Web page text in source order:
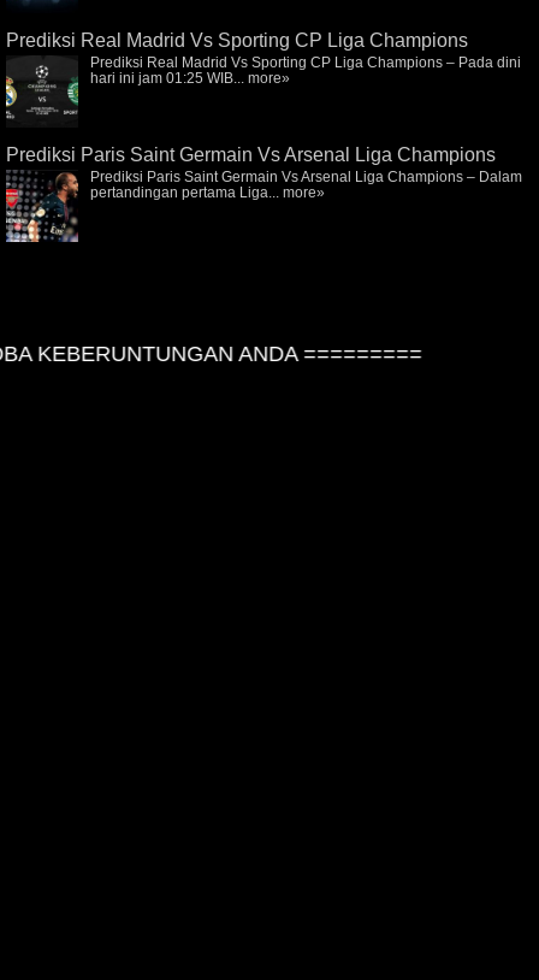
Prediksi Real Madrid Vs Sporting CP Liga Champions
Prediksi Real Madrid Vs Sporting CP Liga Champions – Pada dini
hari ini jam 01:25 WIB... more»
Prediksi Paris Saint Germain Vs Arsenal Liga Champions
Prediksi Paris Saint Germain Vs Arsenal Liga Champions – Dalam
pertandingan pertama Liga... more»
KEBERUNTUNGAN ANDA =========